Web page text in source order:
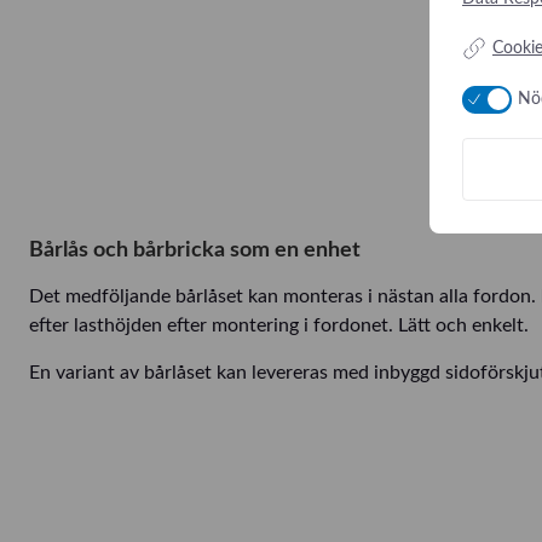
Bårlås och bårbricka som en enhet
Det medföljande bårlåset kan monteras i nästan alla fordon.
efter lasthöjden efter montering i fordonet. Lätt och enkelt.
En variant av bårlåset kan levereras med inbyggd